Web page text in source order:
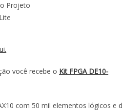
Projeto
você recebe o Kit FPGA DE10-
com 50 mil elementos lógicos